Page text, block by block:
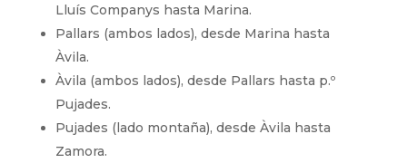
Lluís Companys hasta Marina.
Pallars (ambos lados), desde Marina hasta
Àvila.
Àvila (ambos lados), desde Pallars hasta p.º
Pujades.
Pujades (lado montaña), desde Àvila hasta
Zamora.